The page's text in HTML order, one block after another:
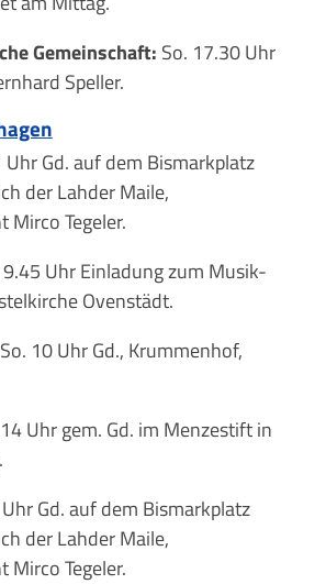
Gemeinschaft: So. 17.30 Uhr
Speller.
Uhr Gd. auf dem Bismarkplatz
der Lahder Maile,
Mirco Tegeler.
9.45 Uhr Einladung zum Musik-
Ovenstädt.
So. 10 Uhr Gd., Krummenhof,
Uhr gem. Gd. im Menzestift in
Gd. auf dem Bismarkplatz
der Lahder Maile,
Mirco Tegeler.